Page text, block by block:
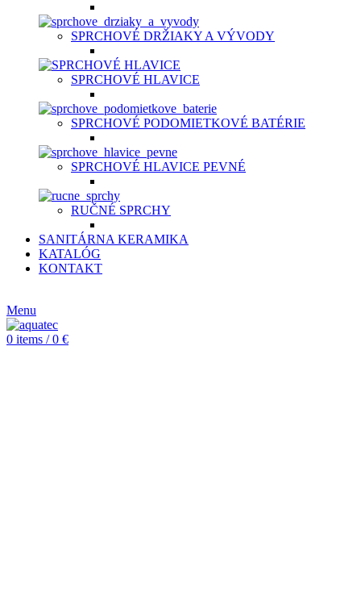
SPRCHOVÉ DRŽIAKY A VÝVODY
SPRCHOVÉ HLAVICE
SPRCHOVÉ PODOMIETKOVÉ BATÉRIE
SPRCHOVÉ HLAVICE PEVNÉ
RUČNÉ SPRCHY
SANITÁRNA KERAMIKA
KATALÓG
KONTAKT
Menu
0 items / 0 €